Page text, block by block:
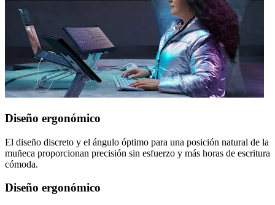
Diseño ergonómico
El diseño discreto y el ángulo óptimo para una posición natural de la
muñeca proporcionan precisión sin esfuerzo y más horas de escritura
cómoda.
Diseño ergonómico